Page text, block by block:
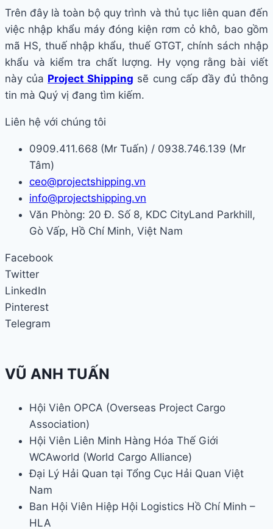
Trên đây là toàn bộ quy trình và thủ tục liên quan đến
việc nhập khẩu máy đóng kiện rơm cỏ khô, bao gồm
mã HS, thuế nhập khẩu, thuế GTGT, chính sách nhập
khẩu và kiểm tra chất lượng. Hy vọng rằng bài viết
này của Project Shipping sẽ cung cấp đầy đủ thông
tin mà Quý vị đang tìm kiếm.
Liên hệ với chúng tôi
0909.411.668 (Mr Tuấn) / 0938.746.139 (Mr
Tâm)
ceo@projectshipping.vn
info@projectshipping.vn
Văn Phòng: 20 Đ. Số 8, KDC CityLand Parkhill,
Gò Vấp, Hồ Chí Minh, Việt Nam
Facebook
Twitter
LinkedIn
Pinterest
Telegram
VŨ ANH TUẤN
Hội Viên OPCA (Overseas Project Cargo
Association)
Hội Viên Liên Minh Hàng Hóa Thế Giới
WCAworld (World Cargo Alliance)
Đại Lý Hải Quan tại Tổng Cục Hải Quan Việt
Nam
Ban Hội Viên Hiệp Hội Logistics Hồ Chí Minh –
HLA